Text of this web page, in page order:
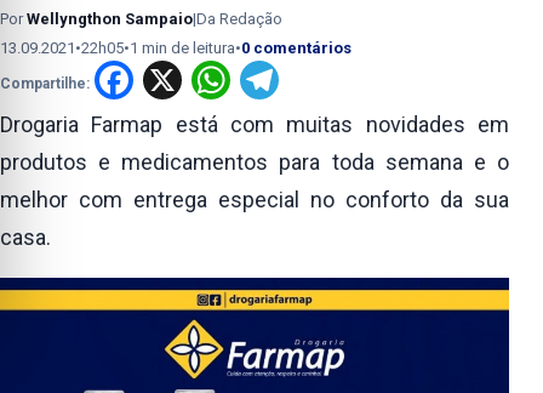
PorWellyngthon Sampaio|Da Redação
13.09.2021 •22h05•1 min de leitura•0 comentários
Compartilhe: Facebook
X WhatsApp
Drogaria Farmap está com muitas novidades em
produtos e medicamentos para toda semana e o
melhor com entrega especial no conforto da sua
casa.